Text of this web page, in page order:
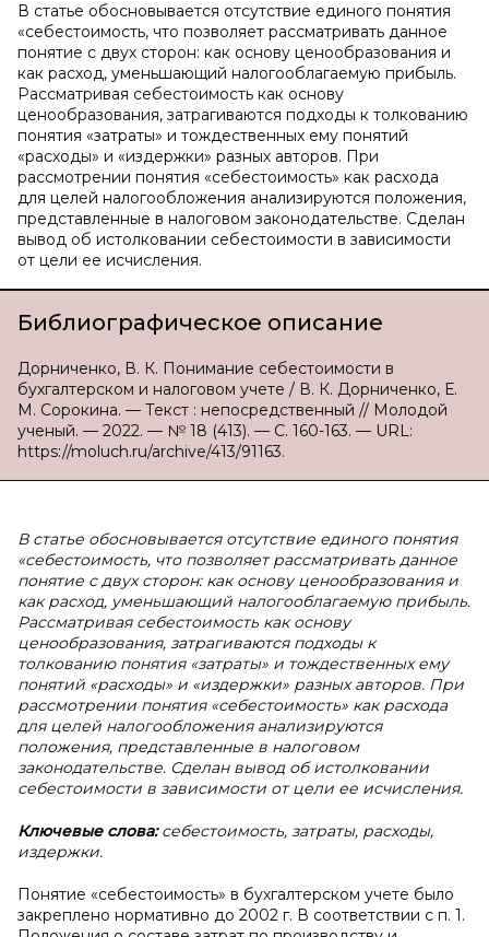
В статье обосновывается отсутствие единого понятия
«себестоимость, что позволяет рассматривать данное
понятие с двух сторон: как основу ценообразования и
как расход, уменьшающий налогооблагаемую прибыль.
Рассматривая себестоимость как основу
ценообразования, затрагиваются подходы к толкованию
понятия «затраты» и тождественных ему понятий
«расходы» и «издержки» разных авторов. При
рассмотрении понятия «себестоимость» как расхода
для целей налогообложения анализируются положения,
представленные в налоговом законодательстве. Сделан
вывод об истолковании себестоимости в зависимости
от цели ее исчисления.
Библиографическое описание
Дорниченко, В. К. Понимание себестоимости в
бухгалтерском и налоговом учете / В. К. Дорниченко, Е.
М. Сорокина. — Текст : непосредственный // Молодой
ученый. — 2022. — № 18 (413). — С. 160-163. — URL:
https://moluch.ru/archive/413/91163.
В статье обосновывается отсутствие единого понятия
«себестоимость, что позволяет рассматривать данное
понятие с двух сторон: как основу ценообразования и
как расход, уменьшающий налогооблагаемую прибыль.
Рассматривая себестоимость как основу
ценообразования, затрагиваются подходы к
толкованию понятия «затраты» и тождественных ему
понятий «расходы» и «издержки» разных авторов. При
рассмотрении понятия «себестоимость» как расхода
для целей налогообложения анализируются
положения, представленные в налоговом
законодательстве. Сделан вывод об истолковании
себестоимости в зависимости от цели ее исчисления.
Ключевые слова:себестоимость, затраты, расходы,
издержки.
Понятие «себестоимость» в бухгалтерском учете было
закреплено нормативно до 2002 г. В соответствии с п. 1.